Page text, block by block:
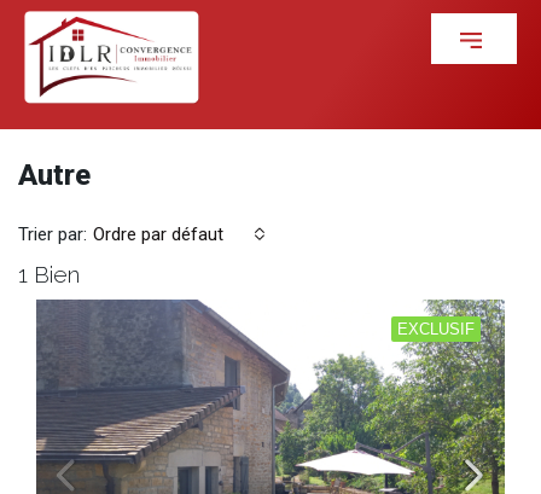
Autre
1 Bien
Trier par: Ordre par défaut
EXCLUSIF